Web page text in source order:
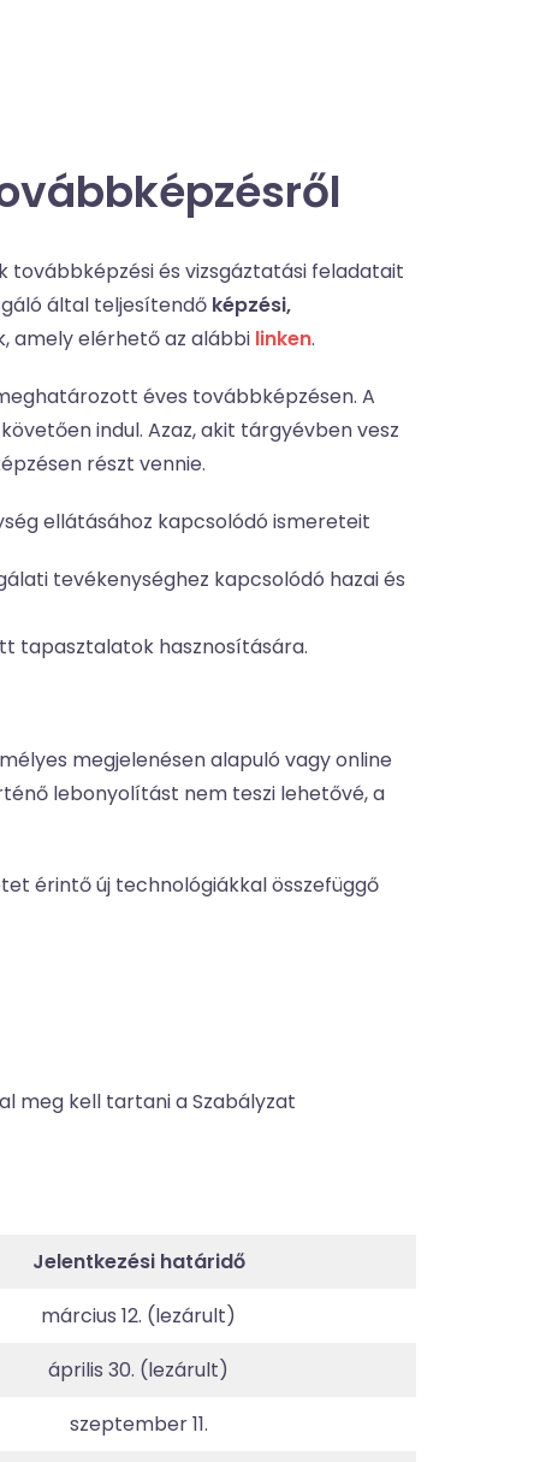
továbbképzési és vizsgáztatási feladatait
által teljesítendő képzési,
amely elérhető az alábbi linken.
éves továbbképzésen. A
indul. Azaz, akit tárgyévben vesz
részt vennie.
ellátásához kapcsolódó ismereteit
tevékenységhez kapcsolódó hazai és
tapasztalatok hasznosítására.
megjelenésen alapuló vagy online
lebonyolítást nem teszi lehetővé, a
érintő új technológiákkal összefüggő
meg kell tartani a Szabályzat
Jelentkezési határidő
március 12. (lezárult)
április 30. (lezárult)
szeptember 11.